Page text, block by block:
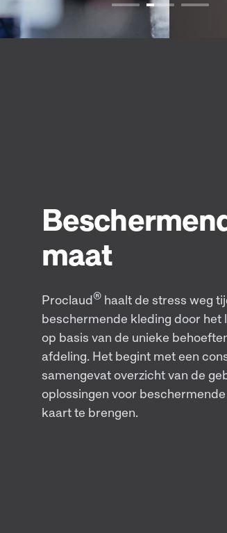
maat
Proclaud® haalt de stress weg
beschermende kleding door het
op basis van de unieke
afdeling. Het begint met een
samengevat overzicht van de
oplossingen voor
kaart te brengen.